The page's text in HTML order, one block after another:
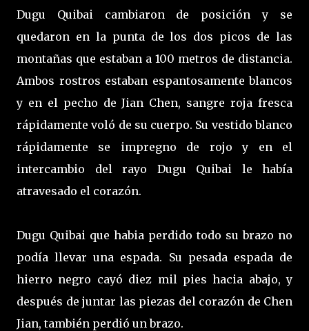
Dugu Quibai cambiaron de posición y se
quedaron en la punta de los dos picos de las
montañas que estaban a 100 metros de distancia.
Ambos rostros estaban espantosamente blancos
y en el pecho de Jian Chen, sangre roja fresca
rápidamente voló de su cuerpo. Su vestido blanco
rápidamente se impregno de rojo y en el
intercambio del rayo Dugu Quibai le había
atravesado el corazón.
Dugu Quibai que habia perdido todo su brazo no
podía llevar una espada. Su pesada espada de
hierro negro cayó diez mil pies hacia abajo, y
después de juntar las piezas del corazón de Chen
Jian, también perdió un brazo.